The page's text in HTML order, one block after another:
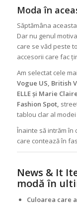
Moda în
Săptămâna
Dar nu genul
care se văd peste
accesorii care fac
Am selectat cele
Vogue US, British
ELLE și Marie
Fashion Spot,
tablou clar al modei
Înainte să intrăm în
care contează în
News & It
modă în
Culoarea care